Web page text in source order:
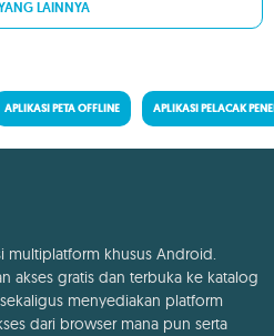
LAINNYA
APLIKASI PETA OFFLINE APLIKASI PELACAK
khusus Android.
akses gratis dan terbuka ke katalog
menyediakan platform
dari browser mana pun serta